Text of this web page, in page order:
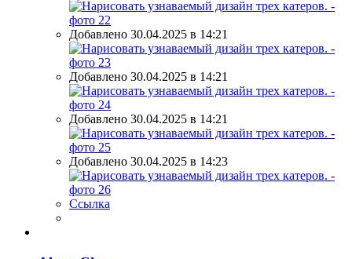
Добавлено 30.04.2025 в 14:21
Добавлено 30.04.2025 в 14:21
Добавлено 30.04.2025 в 14:21
Добавлено 30.04.2025 в 14:23
Ссылка